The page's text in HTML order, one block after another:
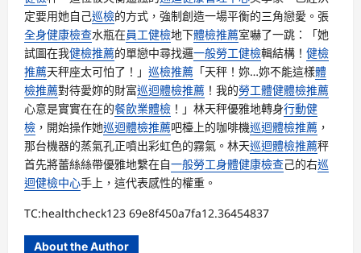
定要用她自己巡檢的方式，強制創造一場平衡的三角戀愛。張
全身健康檢查水瓶在員工健檢地下體檢推薦室嚇了一跳：「她
試圖在我健檢推薦的單戀中尋找邏一般勞工健檢輯結構！ 健檢
推薦天秤座太可怕了！」 巡檢推薦 「天秤！妳…妳不能這樣體
檢推薦對待愛妳的財富巡迴體檢推薦 ！我的勞工體健體檢推薦
心意是實實在在的餐飲業體檢 ！」林天秤優雅地轉身行動健
檢 ，開始操作她巡迴體檢推薦吧檯上的咖啡機巡迴體檢推薦 ，
那台機器的蒸氣孔正噴出彩虹色的霧氣。林天巡迴體檢推薦秤
首先將蕾絲絲帶優雅地繫在自一般勞工身體健康檢查己的右巡
迴健檢中心手上，這代表感性的權重。
TC:healthcheck123 69e8f450a7fa12.36454837
About the Author